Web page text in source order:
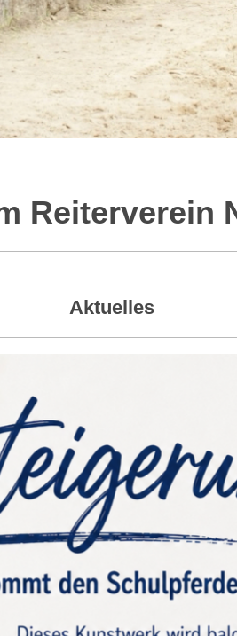
Reiterverein
Aktuelles